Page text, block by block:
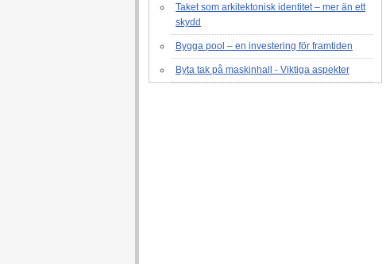
Taket som arkitektonisk identitet – mer än ett
skydd
Bygga pool – en investering för framtiden
Byta tak på maskinhall - Viktiga aspekter